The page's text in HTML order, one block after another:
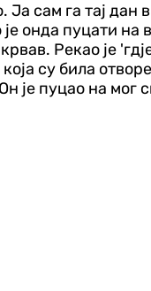
сам га тај дан
онда пуцати на
Рекао је
су била
је пуцао на мог